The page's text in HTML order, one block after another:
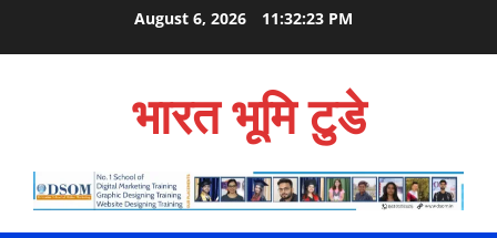
August 6, 2026 11:32:24 PM
भारत भूमि टुडे